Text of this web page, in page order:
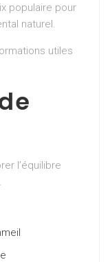
populaire pour
naturel.
utiles
l’équilibre